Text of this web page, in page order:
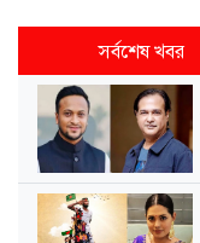
সর্বশেষ খবর